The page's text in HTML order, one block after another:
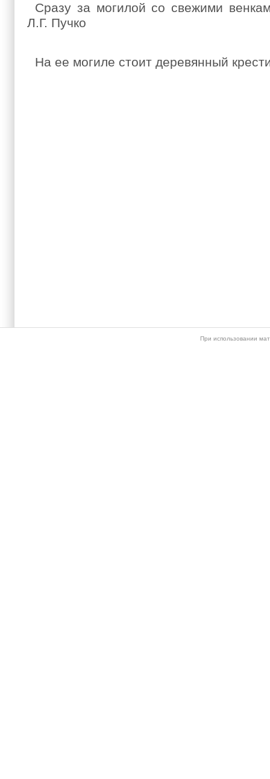
Сразу за могилой со свежими
Л.Г. Пучко
На ее могиле стоит деревянный
При использовании